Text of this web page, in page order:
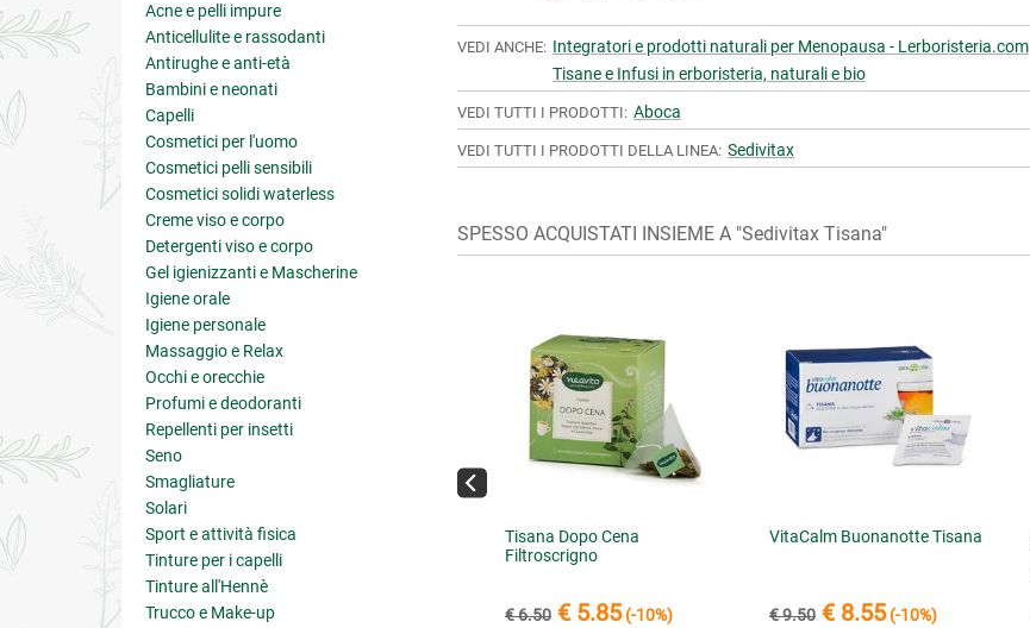
Acne e pelli impure
Anticellulite e rassodanti
Antirughe e anti-età
Bambini e neonati
Capelli
Cosmetici per l'uomo
Cosmetici pelli sensibili
Cosmetici solidi waterless
Creme viso e corpo
Detergenti viso e corpo
Gel igienizzanti e Mascherine
Igiene orale
Igiene personale
Massaggio e Relax
Occhi e orecchie
Profumi e deodoranti
Repellenti per insetti
Seno
Smagliature
Solari
Sport e attività fisica
Tinture per i capelli
Tinture all'Hennè
Trucco e Make-up
VEDI ANCHE: Integratori e prodotti naturali per Menopausa - Lerboristeria.com
Tisane e Infusi in erboristeria, naturali e bio
VEDI TUTTI I PRODOTTI: Aboca
VEDI TUTTI I PRODOTTI DELLA LINEA: Sedivitax
SPESSO ACQUISTATI INSIEME A "Sedivitax Tisana"
Tisana Dopo Cena
Filtroscrigno
€ 6.50 € 5.85(-10%)
VitaCalm Buonanotte Tisana
€ 9.50 € 8.55(-10%)
Advanced Gocce
(-10%)
Acqua Unicellulare di Arancia
Rossa Bio Anti-Age Crema
Viso Anti Rughe SPF 15
€ 34.50